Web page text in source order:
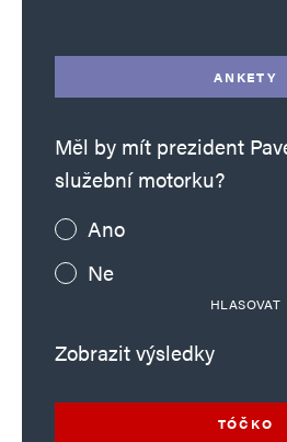
ANKETY
Měl by mít prezident
služební motorku?
Ano
Ne
HLASOVAT
Zobrazit výsledky
TÓČKO